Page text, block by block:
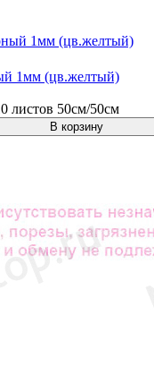
1мм (цв.желтый)
листов 50см/50см
В корзину